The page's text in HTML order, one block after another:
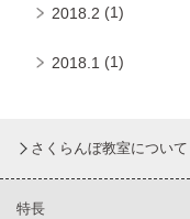
2018.2 (1)
2018.1 (1)
さくらんぼ教室について
特長